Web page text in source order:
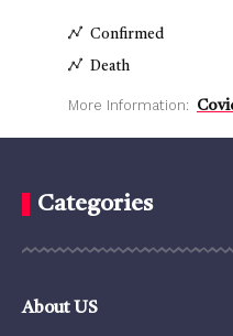
Confirmed
Death
More Information:
Categories
About US